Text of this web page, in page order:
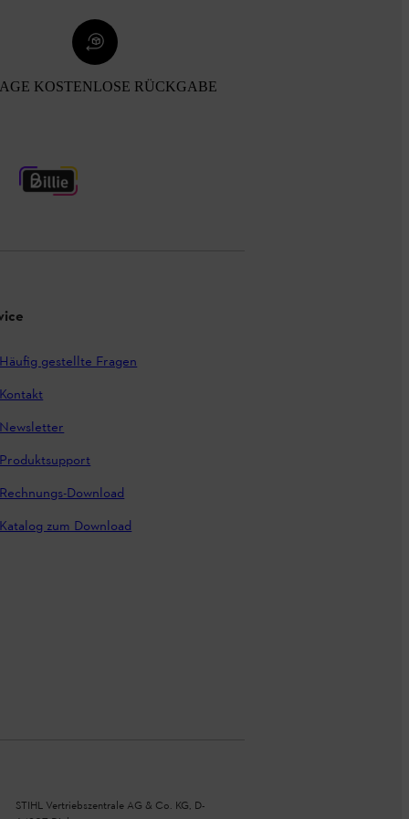
KOSTENLOSE RÜCKGABE
Häufig gestellte Fragen
Kontakt
Newsletter
Produktsupport
Rechnungs-Download
Katalog zum Download
STIHL Vertriebszentrale AG & Co. KG, D-